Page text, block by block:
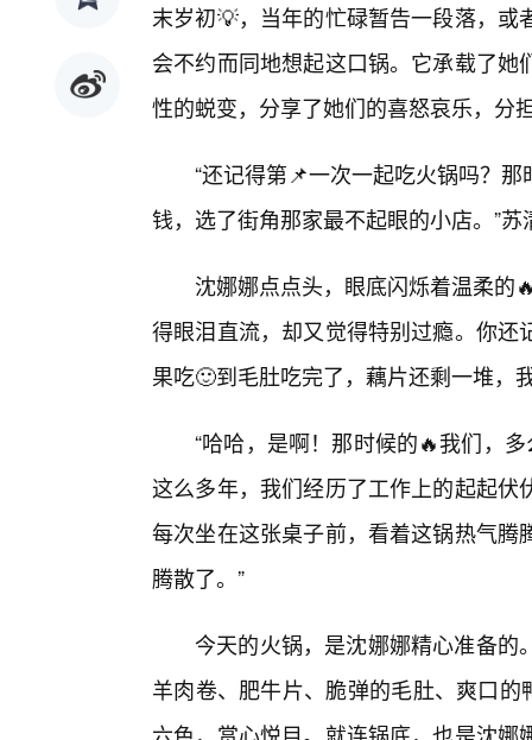
末岁初💡，当年的忙碌暂告一段落，
会不约而同地想起这口锅。它承载了
性的蜕变，分享了她们的喜怒哀乐，分
“还记得第📌一次一起吃火锅吗？
钱，选了街角那家最不起眼的小店。”
沈娜娜点点头，眼底闪烁着温柔的
得眼泪直流，却又觉得特别过瘾。你
果吃🙂到毛肚吃完了，藕片还剩一堆，
“哈哈，是啊！那时候的🔥我们，
这么多年，我们经历了工作上的起起
每次坐在这张桌子前，看着这锅热气
腾散了。”
今天的火锅，是沈娜娜精心准备的
羊肉卷、肥牛片、脆弹的毛肚、爽口